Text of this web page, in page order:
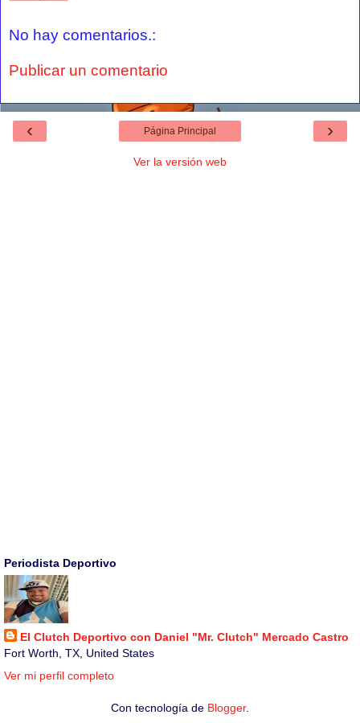
No hay comentarios.:
Publicar un comentario
‹ ›
Página Principal
Ver la versión web
Periodista Deportivo
El Clutch Deportivo con Daniel "Mr. Clutch" Mercado Castro
Fort Worth, TX, United States
Ver mi perfil completo
Con tecnología de Blogger.